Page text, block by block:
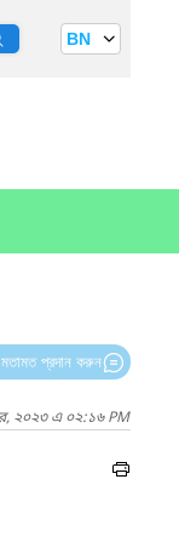
BN
প্রদান করুন
২০২৩ এ ০২:১৬ PM